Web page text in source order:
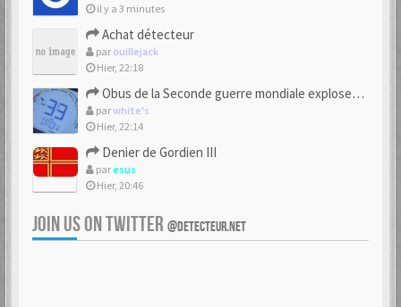
il y a 3 minutes
Achat détecteur
par ouillejack
Hier, 22:18
Obus de la Seconde guerre mondiale explosent dans des champs.
parwhite's
Hier, 22:14
Denier de Gordien III
paresus
Hier, 20:46
JOIN US ON TWITTER @DETECTEUR.NET